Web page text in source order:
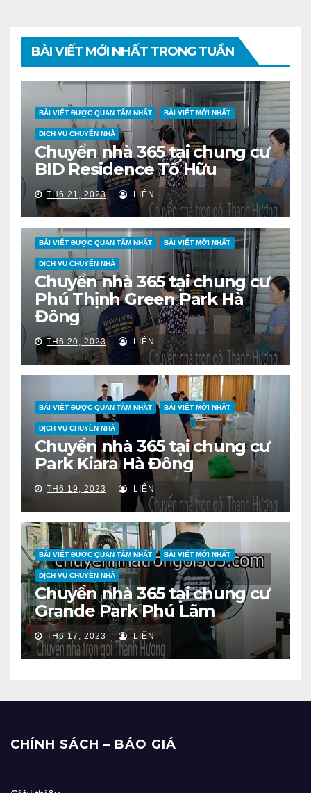
BÀI VIẾT MỚI NHẤT TRONG TUẦN
BÀI VIẾT ĐƯỢC QUAN TÂM NHẤT BÀI VIẾT MỚI NHẤT
DỊCH VỤ CHUYỂN NHÀ
Chuyển nhà 365 tại chung cư
BID Residence Tố Hữu
TH6 21, 2023 LIÊN
BÀI VIẾT ĐƯỢC QUAN TÂM NHẤT BÀI VIẾT MỚI NHẤT
DỊCH VỤ CHUYỂN NHÀ
Chuyển nhà 365 tại chung cư
Phú Thịnh Green Park Hà
Đông
TH6 20, 2023 LIÊN
BÀI VIẾT ĐƯỢC QUAN TÂM NHẤT BÀI VIẾT MỚI NHẤT
DỊCH VỤ CHUYỂN NHÀ
Chuyển nhà 365 tại chung cư
Park Kiara Hà Đông
TH6 19, 2023 LIÊN
BÀI VIẾT ĐƯỢC QUAN TÂM NHẤT BÀI VIẾT MỚI NHẤT
DỊCH VỤ CHUYỂN NHÀ
Chuyển nhà 365 tại chung cư
Grande Park Phú Lãm
TH6 17, 2023 LIÊN
CHÍNH SÁCH – BÁO GIÁ